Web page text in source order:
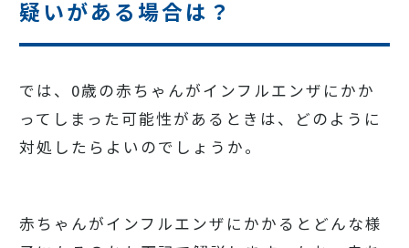
疑いがある場合は？
では、0歳の赤ちゃんがインフルエンザにかか
ってしまった可能性があるときは、どのように
対処したらよいのでしょうか。
赤ちゃんがインフルエンザにかかるとどんな様